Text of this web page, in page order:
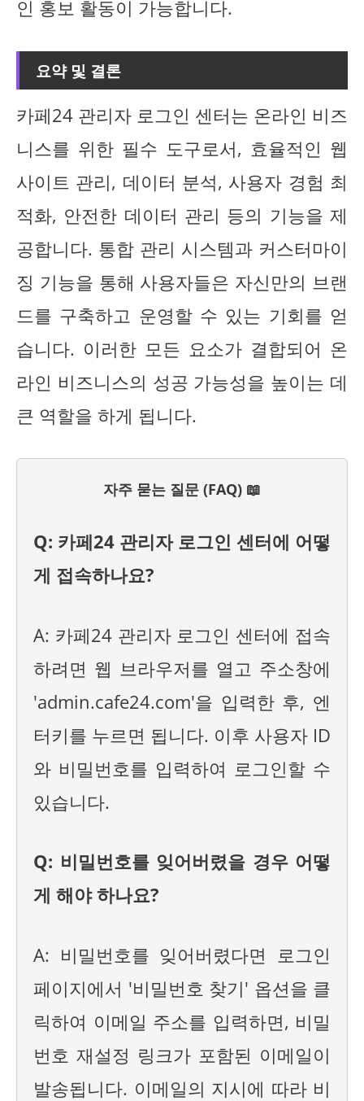
인 홍보 활동이 가능합니다.
요약 및 결론
카페24 관리자 로그인 센터는 온라인 비즈
니스를 위한 필수 도구로서, 효율적인 웹
사이트 관리, 데이터 분석, 사용자 경험 최
적화, 안전한 데이터 관리 등의 기능을 제
공합니다. 통합 관리 시스템과 커스터마이
징 기능을 통해 사용자들은 자신만의 브랜
드를 구축하고 운영할 수 있는 기회를 얻
습니다. 이러한 모든 요소가 결합되어 온
라인 비즈니스의 성공 가능성을 높이는 데
큰 역할을 하게 됩니다.
자주 묻는 질문 (FAQ) 📖
Q: 카페24 관리자 로그인 센터에 어떻
게 접속하나요?
A: 카페24 관리자 로그인 센터에 접속
하려면 웹 브라우저를 열고 주소창에
'admin.cafe24.com'을 입력한 후, 엔
터키를 누르면 됩니다. 이후 사용자 ID
와 비밀번호를 입력하여 로그인할 수
있습니다.
Q: 비밀번호를 잊어버렸을 경우 어떻
게 해야 하나요?
A: 비밀번호를 잊어버렸다면 로그인
페이지에서 '비밀번호 찾기' 옵션을 클
릭하여 이메일 주소를 입력하면, 비밀
번호 재설정 링크가 포함된 이메일이
발송됩니다. 이메일의 지시에 따라 비